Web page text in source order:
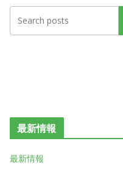
最新情報
最新情報